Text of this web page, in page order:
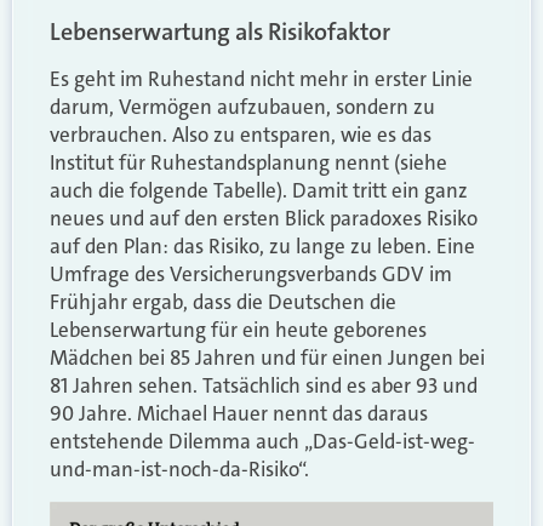
Lebenserwartung als Risikofaktor
Es geht im Ruhestand nicht mehr in erster Linie
darum, Vermögen aufzubauen, sondern zu
verbrauchen. Also zu entsparen, wie es das
Institut für Ruhestandsplanung nennt (siehe
auch die folgende Tabelle). Damit tritt ein ganz
neues und auf den ersten Blick paradoxes Risiko
auf den Plan: das Risiko, zu lange zu leben. Eine
Umfrage des Versicherungsverbands GDV im
Frühjahr ergab, dass die Deutschen die
Lebenserwartung für ein heute geborenes
Mädchen bei 85 Jahren und für einen Jungen bei
81 Jahren sehen. Tatsächlich sind es aber 93 und
90 Jahre. Michael Hauer nennt das daraus
entstehende Dilemma auch „Das-Geld-ist-weg-
und-man-ist-noch-da-Risiko“.